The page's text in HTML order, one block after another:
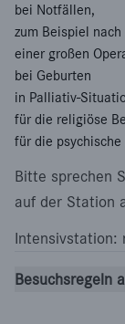
bei Notfällen,
zum Beispiel
einer großen
bei Geburten
in Palliativ-
für die religiöse
für die
Bitte sprechen
auf der Station
Intensivstation:
Besuchsregeln